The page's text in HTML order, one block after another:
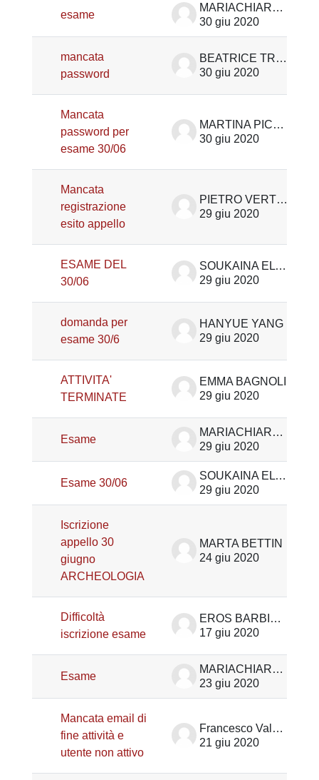
esame
MARIACHIARA NALON
30 giu 2020
mancata
password
BEATRICE TRIVELLIN
30 giu 2020
Mancata
password per
esame 30/06
MARTINA PICCOLI
30 giu 2020
Mancata
registrazione
esito appello
PIETRO VERTOVA
29 giu 2020
ESAME DEL
30/06
SOUKAINA EL MEKH
29 giu 2020
domanda per
esame 30/6
HANYUE YANG
29 giu 2020
ATTIVITA'
TERMINATE
EMMA BAGNOLI
29 giu 2020
Esame
MARIACHIARA NALON
29 giu 2020
Esame 30/06
SOUKAINA EL MEKH
29 giu 2020
Iscrizione
appello 30
giugno
ARCHEOLOGIA
MARTA BETTIN
24 giu 2020
Difficoltà
iscrizione esame
EROS BARBIERO
17 giu 2020
Esame
MARIACHIARA NALON
23 giu 2020
Mancata email di
fine attività e
utente non attivo
Francesco Valotto
21 giu 2020